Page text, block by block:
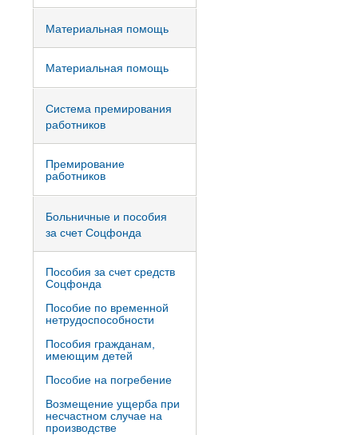
Материальная помощь
Материальная помощь
Система премирования
работников
Премирование
работников
Больничные и пособия
за счет Соцфонда
Пособия за счет средств
Соцфонда
Пособие по временной
нетрудоспособности
Пособия гражданам,
имеющим детей
Пособие на погребение
Возмещение ущерба при
несчастном случае на
производстве